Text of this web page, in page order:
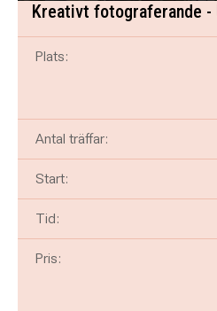
Kreativt fotograferande -
Plats:
Antal träffar:
Start:
Tid:
Pris: